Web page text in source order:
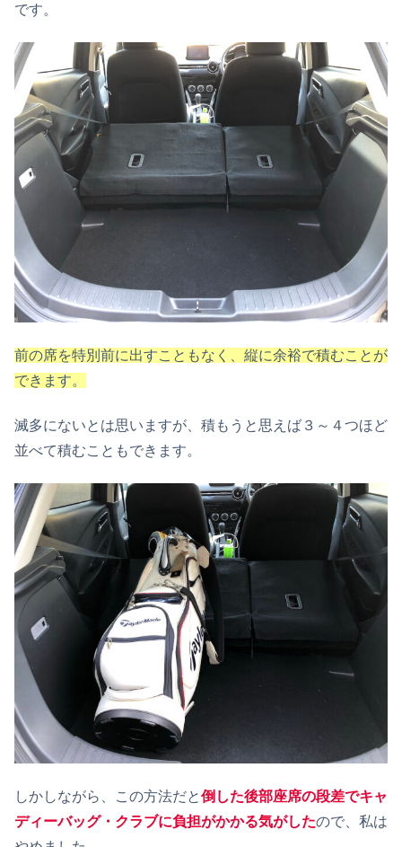
です。
前の席を特別前に出すこともなく、縦に余裕で積むことが
できます。
滅多にないとは思いますが、積もうと思えば３～４つほど
並べて積むこともできます。
しかしながら、この方法だと倒した後部座席の段差でキャ
ディーバッグ・クラブに負担がかかる気がしたので、私は